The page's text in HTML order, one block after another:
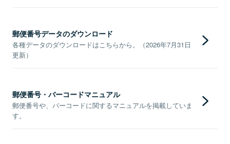
郵便番号データのダウンロード
各種データのダウンロードはこちらから。（2026年7月31日
更新）
郵便番号・バーコードマニュアル
郵便番号や、バーコードに関するマニュアルを掲載していま
す。